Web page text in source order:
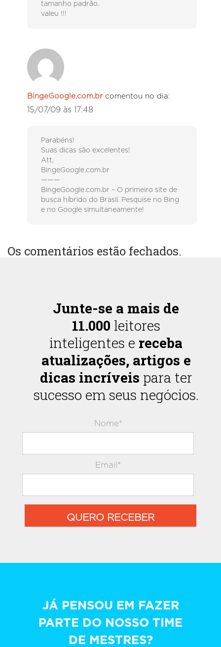
tamanho padrão.
valeu !!!
BingeGoogle.com.br comentou no dia:
15/07/09 às 17:48
Parabéns!
Suas dicas são excelentes!
Att,
BingeGoogle.com.br
———
BingeGoogle.com.br – O primeiro site de
busca híbrido do Brasil. Pesquise no Bing
e no Google simultaneamente!
Os comentários estão fechados.
Junte-se a mais de
11.000 leitores
inteligentes e receba
atualizações, artigos e
dicas incríveis para ter
sucesso em seus negócios.
Nome*
Email*
QUERO RECEBER
JÁ PENSOU EM FAZER
PARTE DO NOSSO TIME
DE MESTRES?